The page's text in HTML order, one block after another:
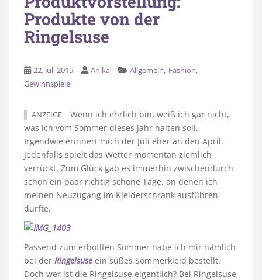
Produkte von der
Ringelsuse
22. Juli 2015 Anika Allgemein, Fashion,
Gewinnspiele
ANZEIGE
Wenn ich ehrlich bin, weiß ich gar nicht,
was ich vom Sommer dieses Jahr halten soll.
Irgendwie erinnert mich der Juli eher an den April.
Jedenfalls spielt das Wetter momentan ziemlich
verrückt. Zum Glück gab es immerhin zwischendurch
schon ein paar richtig schöne Tage, an denen ich
meinen Neuzugang im Kleiderschrank ausführen
durfte.
Passend zum erhofften Sommer habe ich mir nämlich
bei der Ringelsuse ein süßes Sommerkleid bestellt.
Doch wer ist die Ringelsuse eigentlich? Bei Ringelsuse